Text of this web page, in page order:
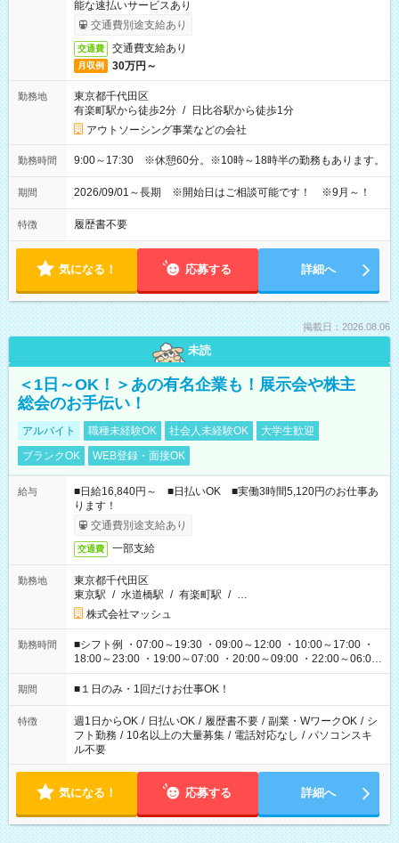
能な速払いサービスあり
交通費別途支給あり
交通費 交通費支給あり
月収例 30万円～
勤務地
東京都千代田区
有楽町駅から徒歩2分 / 日比谷駅から徒歩1分
アウトソーシング事業などの会社
勤務時間 9:00～17:30 ※休憩60分。※10時～18時半の勤務もあります。
期間 2026/09/01～長期 ※開始日はご相談可能です！ ※9月～！
特徴 履歴書不要
気になる！ 応募する 詳細へ
掲載日：2026.08.06
未読
＜1日～OK！＞あの有名企業も！展示会や株主
総会のお手伝い！
アルバイト 職種未経験OK 社会人未経験OK
大学生歓迎
ブランクOK
WEB登録・面接OK
給与
■日給16,840円～ ■日払いOK ■実働3時間5,120円のお仕事あ
ります！
交通費別途支給あり
交通費 一部支給
勤務地
東京都千代田区
東京駅 / 水道橋駅 / 有楽町駅 / …
株式会社マッシュ
勤務時間
■シフト例 ・07:00～19:30 ・09:00～12:00 ・10:00～17:00 ・
18:00～23:00 ・19:00～07:00 ・20:00～09:00 ・22:00～06:00
etc ★最短で3時間で5,120円のお仕事から 15時間で2万円近く稼
げるお仕事も！ ご希望のお時間に合わせてご紹介！ ※シフトは
ください！
期間 ■１日のみ・1回だけお仕事OK！
特徴 週1日からOK / 日払いOK / 履歴書不要 / 副業・WワークOK / シ
フト勤務 / 10名以上の大量募集 / 電話対応なし / パソコンスキ
ル不要
気になる！ 応募する 詳細へ